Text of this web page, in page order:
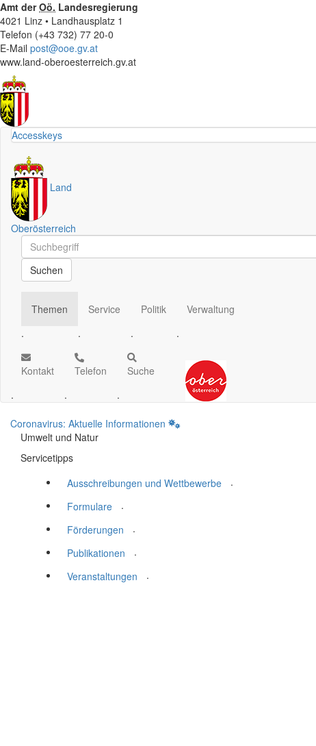
Amt derOö. Landesregierung
4021 Linz • Landhausplatz 1
Telefon (+43 732) 77 20-0
E-Mail post@ooe.gv.at
www.land-oberoesterreich.gv.at
Accesskeys
Land
Oberösterreich
Schnellsuche
Schnellsuche
Suchen
Themen
.
Service
.
Politik
.
Verwaltung
.
Kontakt
.
Telefon
.
Suche
.
Coronavirus: Aktuelle Informationen
Umwelt und Natur
Servicetipps
Ausschreibungen und Wettbewerbe
.
Formulare
.
Förderungen
.
Publikationen
.
Veranstaltungen
.